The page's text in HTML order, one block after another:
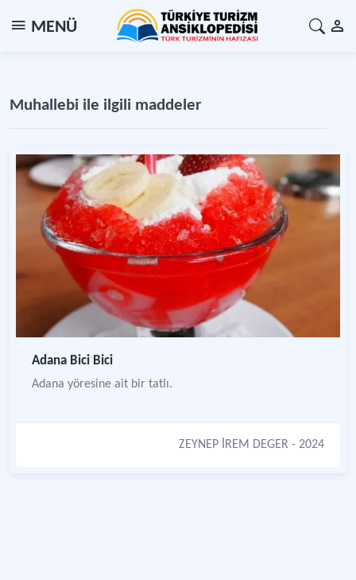
MENÜ
Muhallebi ile ilgili maddeler
Adana Bici Bici
Adana yöresine ait bir tatlı.
ZEYNEP İREM DEGER - 2024